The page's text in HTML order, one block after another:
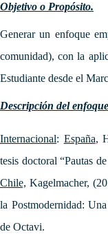
Objetivo o Propósito.
Generarun enfoque
comunidad), con la
Estudiante desde el
Descripción del
Internacional: España,
tesis doctoral “Pautas
Chile, Kagelmacher,
la Postmodernidad:
de Octavi.